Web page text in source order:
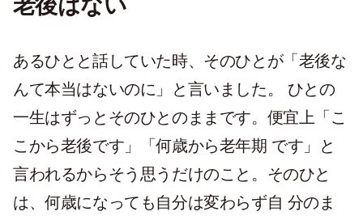
老後はない
あるひとと話していた時、そのひとが「老後な
んて本当はないのに」と言いました。 ひとの
一生はずっとそのひとのままです。便宜上「こ
こから老後です」「何歳から老年期 です」と
言われるからそう思うだけのこと。そのひと
は、何歳になっても自分は変わらず自 分のま